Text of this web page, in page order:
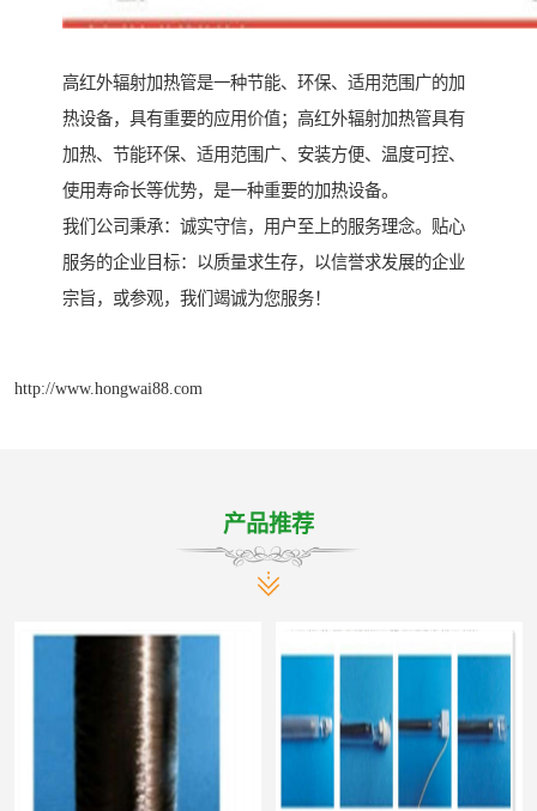
高红外辐射加热管是一种节能、环保、适用范围广的加
热设备，具有重要的应用价值；高红外辐射加热管具有
加热、节能环保、适用范围广、安装方便、温度可控、
使用寿命长等优势，是一种重要的加热设备。
我们公司秉承：诚实守信，用户至上的服务理念。贴心
服务的企业目标：以质量求生存，以信誉求发展的企业
宗旨，或参观，我们竭诚为您服务！
http://www.hongwai88.com
产品推荐